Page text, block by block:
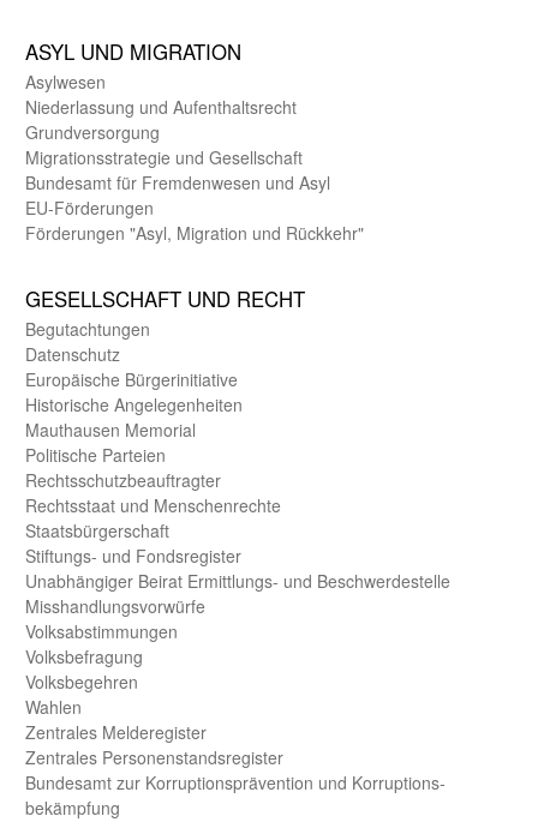
ASYL UND MIGRA­TION
Asyl­wesen
Nieder­lassung und Aufent­halts­recht
Grund­versorgung
Migrations­strategie und Gesell­schaft
Bundes­amt für Fremden­wesen und Asyl
EU-Förde­rungen
Förderungen "Asyl, Migration und Rückkehr"
GE­SELL­SCHAFT UND RECHT
Begut­achtungen
Daten­schutz
Europäische Bürger­initiative
Historische Angelegen­heiten
Mauthausen Memorial
Politische Parteien
Rechts­schutz­beauftragter
Rechts­staat und Menschen­rechte
Staats­bürger­schaft
Stiftungs- und Fonds­register
Unab­hängiger Beirat Ermittlungs- und Beschwerde­stelle
Misshandlungs­vorwürfe
Volks­abstimmungen
Volks­befragung
Volks­begehren
Wahlen
Zentrales Melde­register
Zentrales Personen­stands­register
Bundes­amt zur Korrup­tions­prävention und Korrup­tions­
bekämpfung